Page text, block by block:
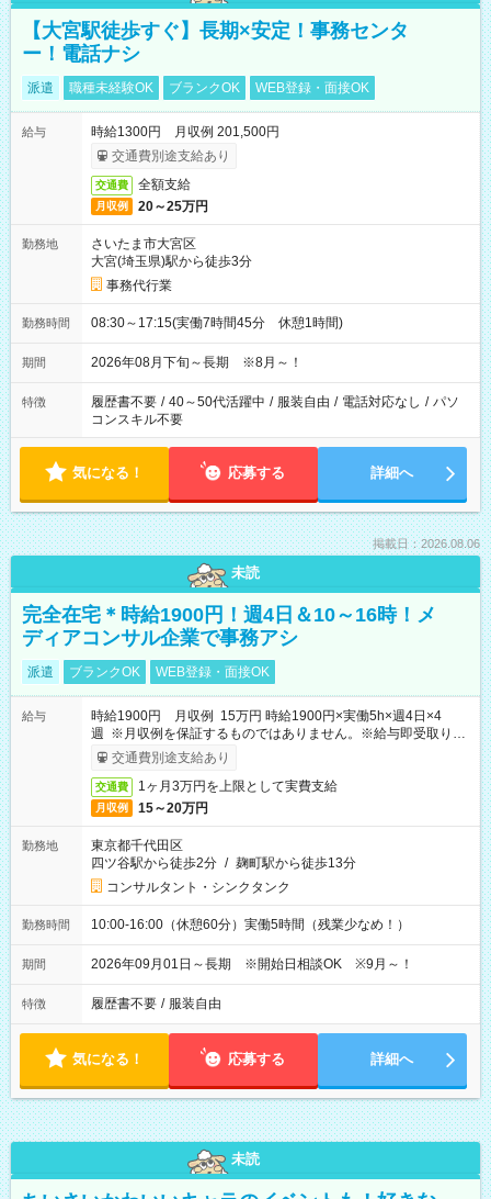
【大宮駅徒歩すぐ】長期×安定！事務センタ
ー！電話ナシ
派遣 職種未経験OK ブランクOK WEB登録・面接OK
給与
時給1300円 月収例 201,500円
交通費別途支給あり
交通費 全額支給
月収例 20～25万円
勤務地
さいたま市大宮区
大宮(埼玉県)駅から徒歩3分
事務代行業
勤務時間 08:30～17:15(実働7時間45分 休憩1時間)
期間 2026年08月下旬～長期 ※8月～！
特徴 履歴書不要 / 40～50代活躍中 / 服装自由 / 電話対応なし / パソ
コンスキル不要
気になる！ 応募する 詳細へ
掲載日：2026.08.06
未読
完全在宅＊時給1900円！週4日＆10～16時！メ
ディアコンサル企業で事務アシ
派遣 ブランクOK WEB登録・面接OK
給与
時給1900円 月収例 15万円 時給1900円×実働5h×週4日×4
週 ※月収例を保証するものではありません。※給与即受取りサ
ービス利用可（利用条件有）
交通費別途支給あり
交通費 1ヶ月3万円を上限として実費支給
月収例 15～20万円
勤務地
東京都千代田区
四ツ谷駅から徒歩2分 / 麹町駅から徒歩13分
コンサルタント・シンクタンク
勤務時間 10:00-16:00（休憩60分）実働5時間（残業少なめ！）
期間 2026年09月01日～長期 ※開始日相談OK ※9月～！
特徴 履歴書不要 / 服装自由
気になる！ 応募する 詳細へ
未読